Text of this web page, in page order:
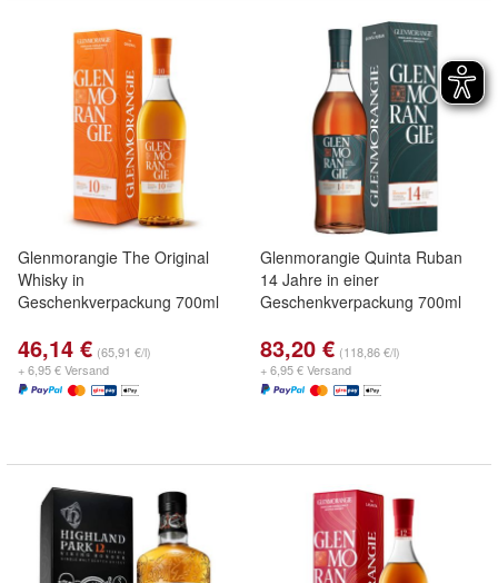
Glenmorangie The Original
Whisky in
Geschenkverpackung 700ml
46,14 € (65,91 €/l)
+ 6,95 € Versand
Glenmorangie Quinta Ruban
14 Jahre in einer
Geschenkverpackung 700ml
83,20 € (118,86 €/l)
+ 6,95 € Versand